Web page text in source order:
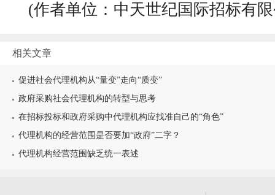
(作者单位：中天世纪国际招标有
相关文章
促进社会代理机构从“量变”走向“质变”
政府采购社会代理机构的转型与思考
在招标投标和政府采购中代理机构应找准自己的“角色”
代理机构的经营范围是否要加“政府”二字？
代理机构经营范围缺乏统一表述